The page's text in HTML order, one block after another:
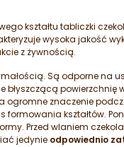
kształtu tabliczki
wysoka jakość
z żywnością.
Są odporne na
błyszczącą
ogromne znaczenie
kształtów.
Przed wlaniem
jedynie odpowiednio